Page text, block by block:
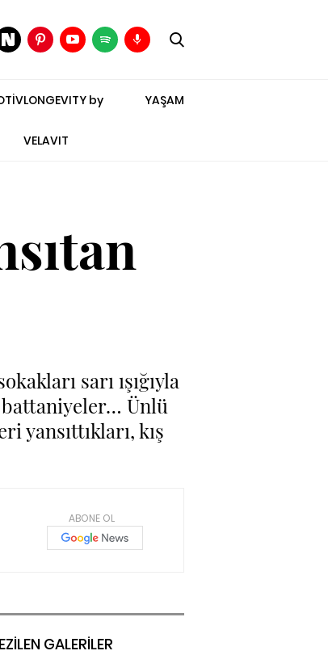
LONGEVITY by
VELAVIT
YAŞAM
sarı ışığıyla
battaniyeler… Ünlü
yansıttıkları, kış
ABONE OL
GALERİLER